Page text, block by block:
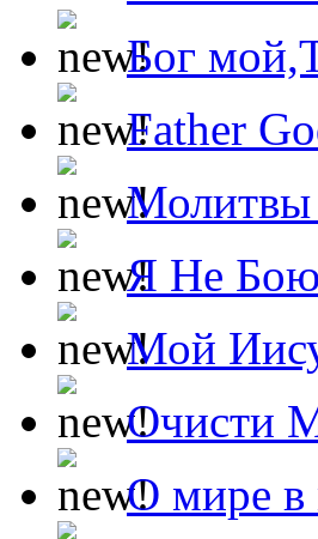
Бог
Father
Молитвы
Я Не
Мой
Очисти
О мире в